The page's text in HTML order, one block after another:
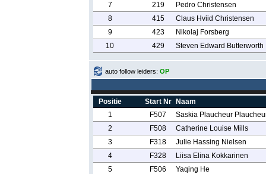
7
219
Pedro Christensen
8
415
Claus Hviid Christensen
9
423
Nikolaj Forsberg
10
429 Steven Edward Butterworth
auto follow leiders: OP
Positie Start Nr
Naam
1
F507
Saskia Plaucheur
2
F508
Catherine Louise Mills
3
F318
Julie Hassing Nielsen
4
F328
Liisa Elina Kokkarinen
5
F506
Yaqing He